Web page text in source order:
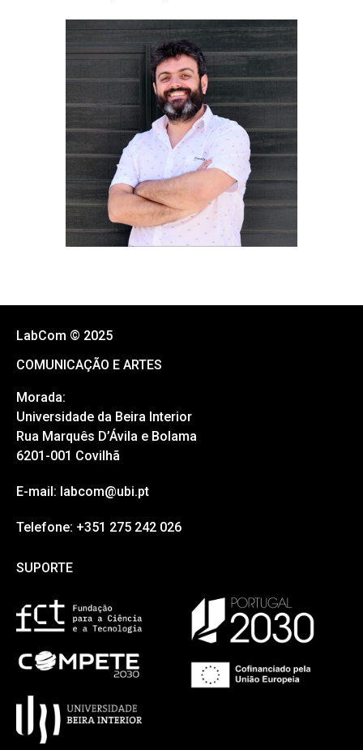
LabCom © 2025
COMUNICAÇÃO E ARTES
Morada:
Universidade da Beira Interior
Rua Marquês D’Ávila e Bolama
6201-001 Covilhã
E-mail: labcom@ubi.pt
Telefone: +351 275 242 026
SUPORTE